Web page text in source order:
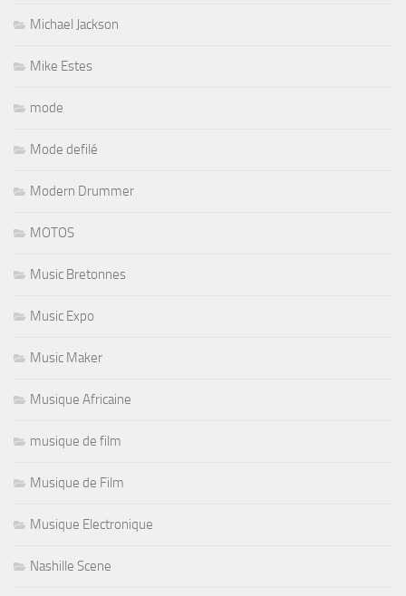
Michael Jackson
Mike Estes
mode
Mode defilé
Modern Drummer
MOTOS
Music Bretonnes
Music Expo
Music Maker
Musique Africaine
musique de film
Musique de Film
Musique Electronique
Nashille Scene